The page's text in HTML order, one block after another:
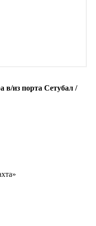
в/из порта Сетубал /